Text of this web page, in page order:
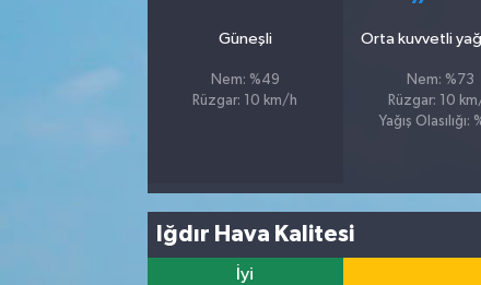
Güneşli
Nem: %49
Rüzgar: 10 km/h
Orta kuvvetli
Nem: %73
Rüzgar: 10
Yağış Olasılığı:
Iğdır Hava Kalitesi
İyi